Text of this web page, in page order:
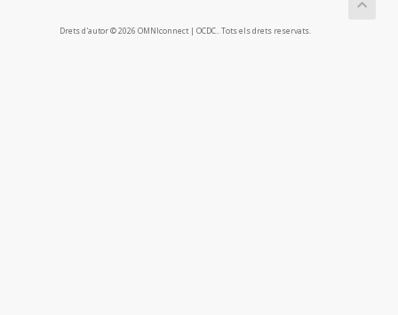
Drets d'autor © 2026 OMNIconnect | OCDC.. Tots els drets reservats.